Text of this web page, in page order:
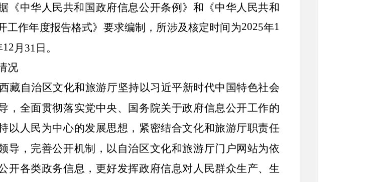
《中华人民共和国政府信息公开条例》和《中华人民共和
工作年度报告格式》要求编制，所涉及核定时间为2025年1
12月 31 日。
况
西藏自治区文化和旅游厅坚持以习近平新时代中国特色社会
， 全面贯彻落实党中央、国务院关于政府信息公开工作的
以人民为中心的发展思想，紧密结合文化和旅游厅职责任
导，完善公开机制， 以自治区文化和旅游厅门户网站为依
开各类政务信息， 更好发挥政府信息对人民群众生产、生